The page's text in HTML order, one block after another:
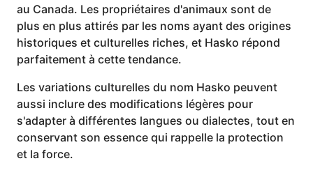
au Canada. Les propriétaires d'animaux sont de
plus en plus attirés par les noms ayant des origines
historiques et culturelles riches, et Hasko répond
parfaitement à cette tendance.
Les variations culturelles du nom Hasko peuvent
aussi inclure des modifications légères pour
s'adapter à différentes langues ou dialectes, tout en
conservant son essence qui rappelle la protection
et la force.